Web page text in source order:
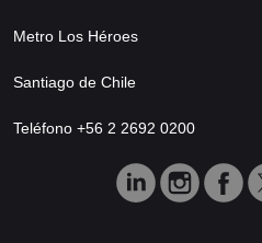
Metro Los Héroes
Santiago de Chile
Teléfono +56 2 2692 0200